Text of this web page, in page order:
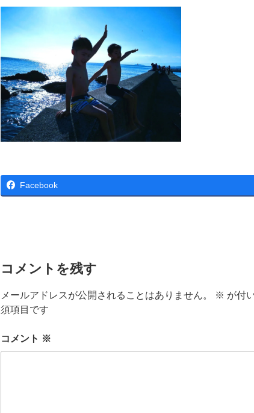
Facebook
コメントを残す
メールアドレスが公開されることはありません。 ※ が付
須項目です
コメント ※